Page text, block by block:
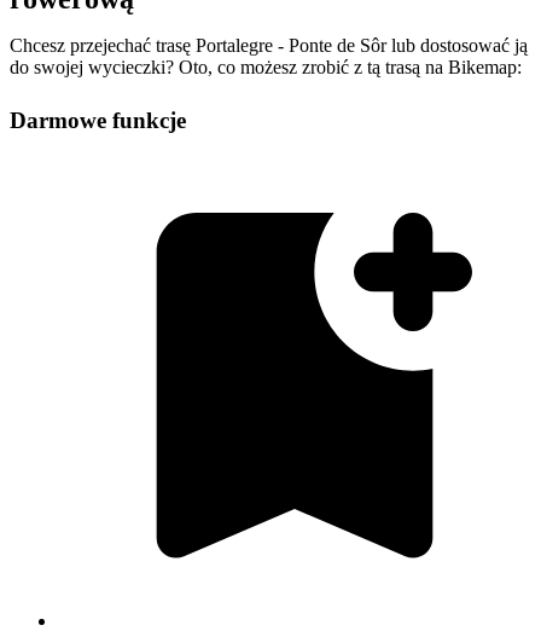
Chcesz przejechać trasę Portalegre - Ponte de Sôr lub dostosować ją
do swojej wycieczki? Oto, co możesz zrobić z tą trasą na Bikemap:
Darmowe funkcje